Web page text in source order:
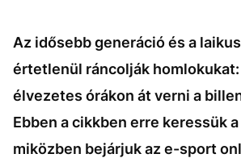
Az idősebb generáció és a
értetlenül ráncolják
élvezetes órákon át verni a
Ebben a cikkben erre keressük
miközben bejárjuk az e-sport